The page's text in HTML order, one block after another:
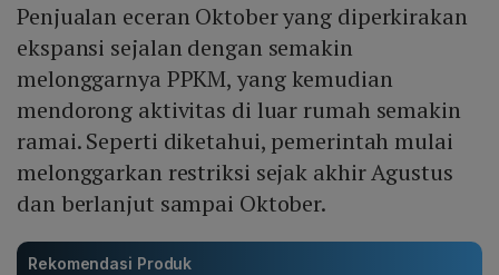
Penjualan eceran Oktober yang diperkirakan
ekspansi sejalan dengan semakin
melonggarnya PPKM, yang kemudian
mendorong aktivitas di luar rumah semakin
ramai. Seperti diketahui, pemerintah mulai
melonggarkan restriksi sejak akhir Agustus
dan berlanjut sampai Oktober.
Rekomendasi Produk